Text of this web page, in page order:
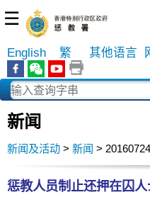
☰
English 繁 其他语言
新闻
新闻及活动 > 新闻 >
惩教人员制止还押在囚